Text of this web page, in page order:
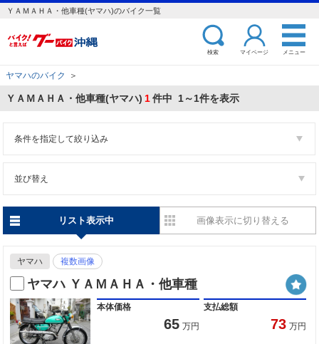
ＹＡＭＡＨＡ・他車種(ヤマハ)のバイク一覧
検索 マイページ メニュー
ヤマハのバイク ＞
ＹＡＭＡＨＡ・他車種(ヤマハ) 1件中 1～1件を表示
条件を指定して絞り込み
並び替え
リスト表示中 画像表示に切り替える
ヤマハ 複数画像
ヤマハ ＹＡＭＡＨＡ・他車種
本体価格
65 万円
支払総額
73 万円